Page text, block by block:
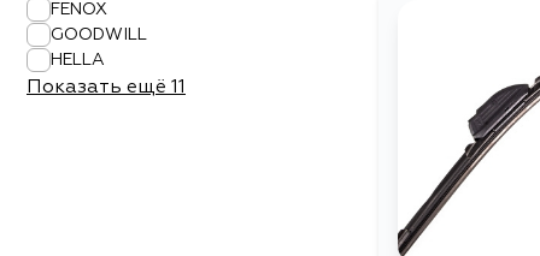
FENOX
GOODWILL
HELLA
Показать ещё 11